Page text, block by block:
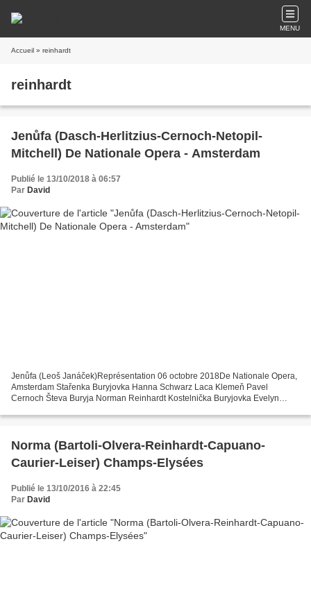
MENU
Accueil » reinhardt
reinhardt
Jenůfa (Dasch-Herlitzius-Cernoch-Netopil-
Mitchell) De Nationale Opera - Amsterdam
Publié le 13/10/2018 à 06:57
Par David
Jenůfa (Leoš Janáček)Représentation 06 octobre 2018De Nationale Opera,
Amsterdam Stařenka Buryjovka Hanna Schwarz Laca Klemeň Pavel
Cernoch Števa Buryja Norman Reinhardt Kostelnička Buryjovka Evelyn
Norma (Bartoli-Olvera-Reinhardt-Capuano-
Caurier-Leiser) Champs-Elysées
Publié le 13/10/2016 à 22:45
Par David